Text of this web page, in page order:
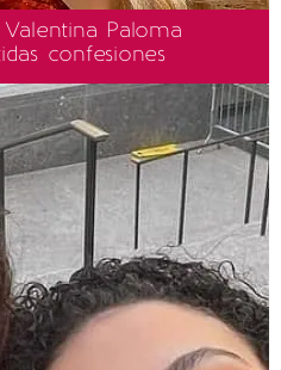
Paloma
confesiones